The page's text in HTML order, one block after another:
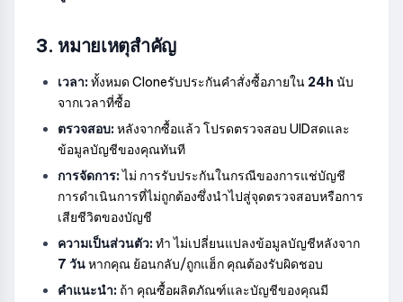
3. หมายเหตุสำคัญ
เวลา:ทั้งหมด Cloneรับประกันคำสั่งซื้อภายใน 24h นับ
จากเวลาที่ซื้อ
ตรวจสอบ:หลังจากซื้อแล้ว โปรดตรวจสอบ UIDสดและ
ข้อมูลบัญชีของคุณทันที
การจัดการ:ไม่ การรับประกันในกรณีของการแช่บัญชี
การดำเนินการที่ไม่ถูกต้องซึ่งนำไปสู่จุดตรวจสอบหรือการ
เสียชีวิตของบัญชี
ความเป็นส่วนตัว:ทำ ไม่เปลี่ยนแปลงข้อมูลบัญชีหลังจาก
7 วันหากคุณ ย้อนกลับ/ถูกแฮ็ก คุณต้องรับผิดชอบ
คำแนะนำ: ถ้า คุณซื้อผลิตภัณฑ์และบัญชีของคุณมี